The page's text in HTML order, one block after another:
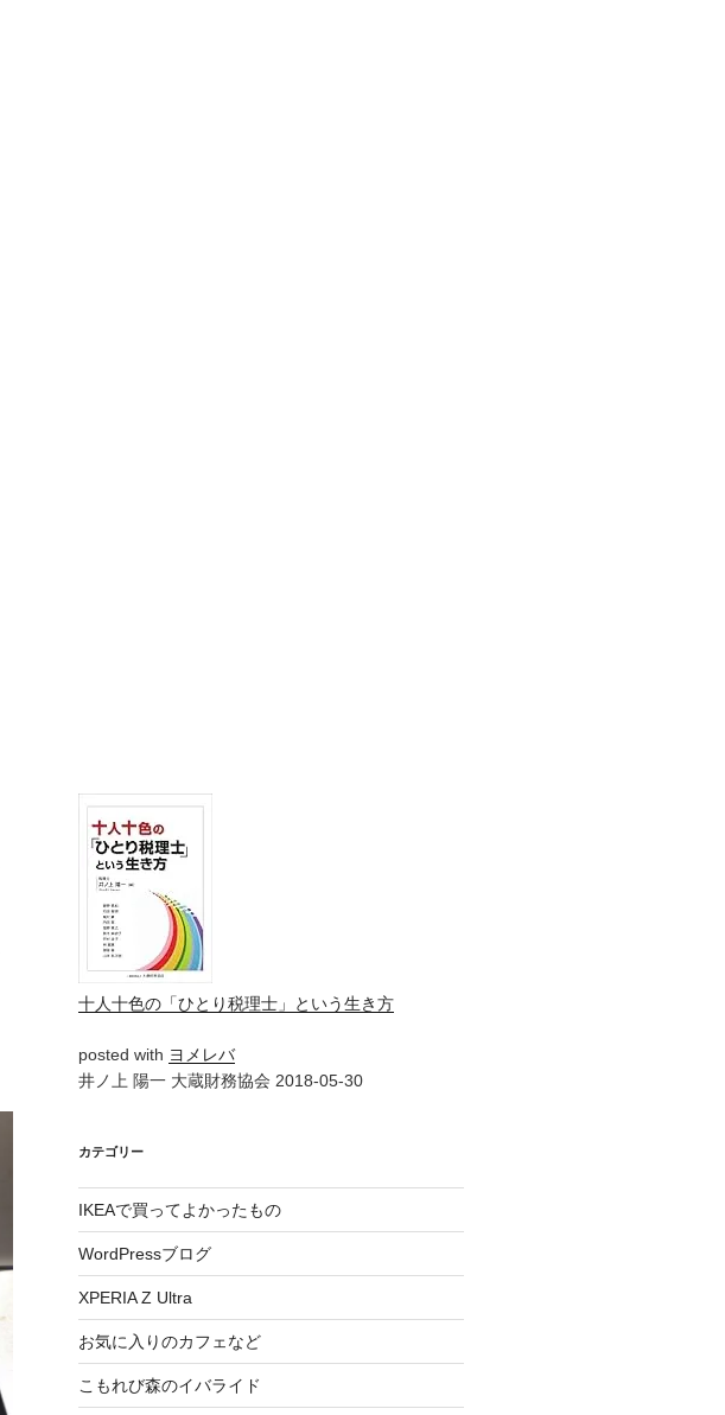
十人十色の「ひとり税理士」という生き方
posted with ヨメレバ
井ノ上 陽一 大蔵財務協会 2018-05-30
カテゴリー
IKEAで買ってよかったもの
WordPressブログ
XPERIA Z Ultra
お気に入りのカフェなど
こもれび森のイバライド